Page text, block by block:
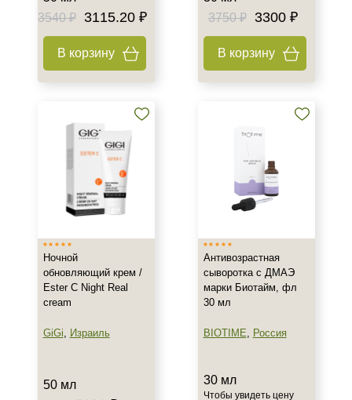
Гиперкератоз
Показать еще
Гладкость
Защита
Показать еще
Декольте
Лицо
30 мл
3540 ₽
3115.20 ₽
В корзину
3750 ₽
3300 ₽
В корзину
Ночной
обновляющий крем /
Ester C Night Real
cream
GiGi, Израиль
50 мл
Антивозрастная
сыворотка с ДМАЭ
марки Биотайм, фл
30 мл
BIOTIME, Россия
30 мл
Чтобы увидеть цену
+7 (495) 640-58-89
+7 (929) 933-09-89